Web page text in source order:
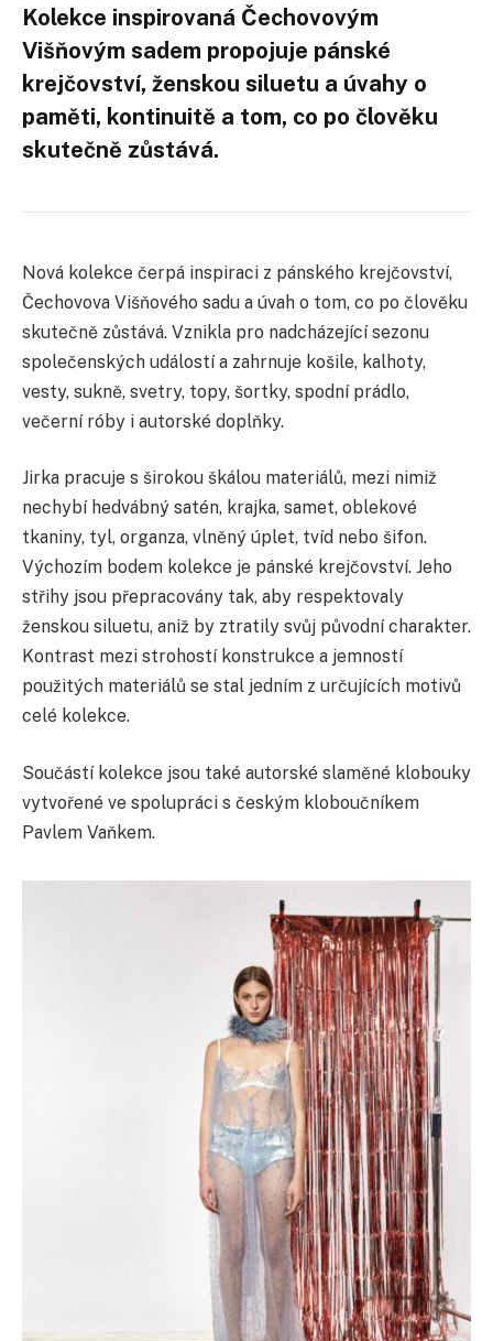
Kolekce inspirovaná Čechovovým
Višňovým sadem propojuje pánské
krejčovství, ženskou siluetu a úvahy o
paměti, kontinuitě a tom, co po člověku
skutečně zůstává.
Nová kolekce čerpá inspiraci z pánského krejčovství,
Čechovova Višňového sadu a úvah o tom, co po člověku
skutečně zůstává. Vznikla pro nadcházející sezonu
společenských událostí a zahrnuje košile, kalhoty,
vesty, sukně, svetry, topy, šortky, spodní prádlo,
večerní róby i autorské doplňky.
Jirka pracuje s širokou škálou materiálů, mezi nimiž
nechybí hedvábný satén, krajka, samet, oblekové
tkaniny, tyl, organza, vlněný úplet, tvíd nebo šifon.
Výchozím bodem kolekce je pánské krejčovství. Jeho
střihy jsou přepracovány tak, aby respektovaly
ženskou siluetu, aniž by ztratily svůj původní charakter.
Kontrast mezi strohostí konstrukce a jemností
použitých materiálů se stal jedním z určujících motivů
celé kolekce.
Součástí kolekce jsou také autorské slaměné klobouky
vytvořené ve spolupráci s českým kloboučníkem
Pavlem Vaňkem.